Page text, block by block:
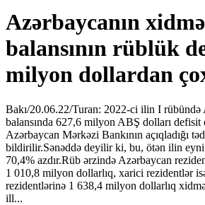
Azərbaycanın
balansının rüblük
milyon dollardan
Bakı/20.06.22/Turan: 2022-ci ilin I rübündə
balansında 627,6 milyon ABŞ dolları defisit
Azərbaycan Mərkəzi Bankının açıqladığı
bildirilir.Sənəddə deyilir ki, bu, ötən ilin eyni
70,4% azdır.Rüb ərzində Azərbaycan
1 010,8 milyon dollarlıq, xarici rezidentlər
rezidentlərinə 1 638,4 milyon dollarlıq
ill...